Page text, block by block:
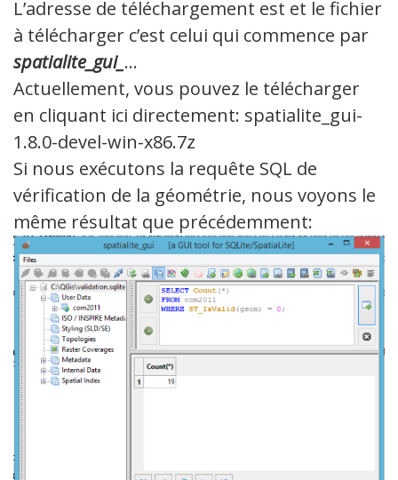
L’adresse de téléchargement est et le fichier
à télécharger c’est celui qui commence par
spatialite_gui_ …
Actuellement, vous pouvez le télécharger
en cliquant ici directement: spatialite_gui-
1.8.0-devel-win-x86.7z
Si nous exécutons la requête SQL de
vérification de la géométrie, nous voyons le
même résultat que précédemment: